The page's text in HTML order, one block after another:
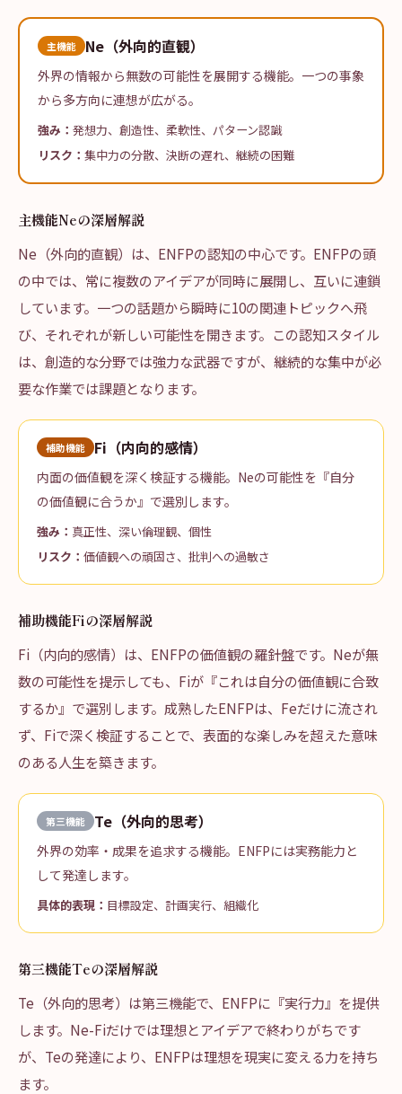
主機能 Ne（外向的直観）
外界の情報から無数の可能性を展開する機能。一つの事象
から多方向に連想が広がる。
強み： 発想力、創造性、柔軟性、パターン認識
リスク： 集中力の分散、決断の遅れ、継続の困難
主機能Neの深層解説
Ne（外向的直観）は、ENFPの認知の中心です。ENFPの頭
の中では、常に複数のアイデアが同時に展開し、互いに連鎖
しています。一つの話題から瞬時に10の関連トピックへ飛
び、それぞれが新しい可能性を開きます。この認知スタイル
は、創造的な分野では強力な武器ですが、継続的な集中が必
要な作業では課題となります。
補助機能 Fi（内向的感情）
内面の価値観を深く検証する機能。Neの可能性を『自分
の価値観に合うか』で選別します。
強み： 真正性、深い倫理観、個性
リスク： 価値観への頑固さ、批判への過敏さ
補助機能Fiの深層解説
Fi（内向的感情）は、ENFPの価値観の羅針盤です。Neが無
数の可能性を提示しても、Fiが『これは自分の価値観に合致
するか』で選別します。成熟したENFPは、Feだけに流され
ず、Fiで深く検証することで、表面的な楽しみを超えた意味
のある人生を築きます。
第三機能 Te（外向的思考）
外界の効率・成果を追求する機能。ENFPには実務能力と
して発達します。
具体的表現： 目標設定、計画実行、組織化
第三機能Teの深層解説
Te（外向的思考）は第三機能で、ENFPに『実行力』を提供
します。Ne-Fiだけでは理想とアイデアで終わりがちです
が、Teの発達により、ENFPは理想を現実に変える力を持ち
ます。